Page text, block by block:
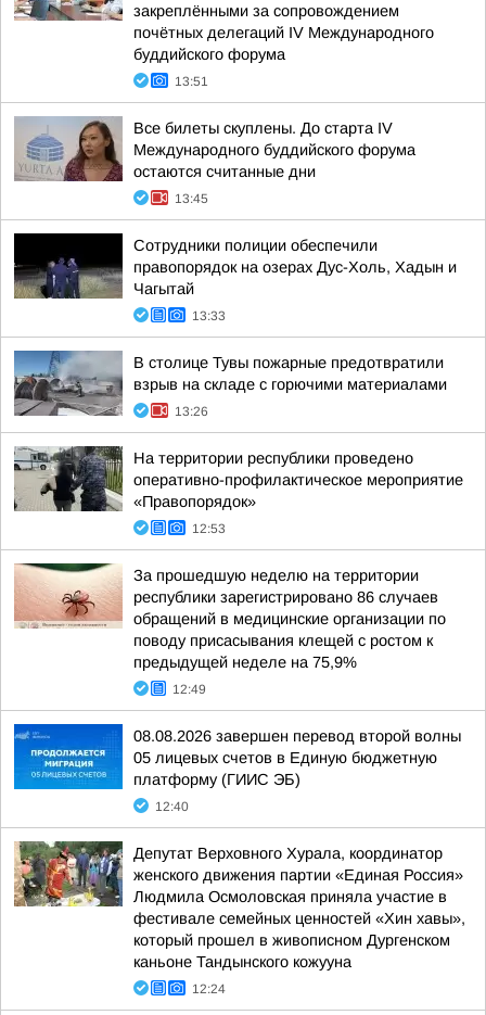
закреплёнными за сопровождением
почётных делегаций IV Международного
буддийского форума
13:51
Все билеты скуплены. До старта IV
Международного буддийского форума
остаются считанные дни
13:45
Сотрудники полиции обеспечили
правопорядок на озерах Дус-Холь, Хадын и
Чагытай
13:33
В столице Тувы пожарные предотвратили
взрыв на складе с горючими материалами
13:26
На территории республики проведено
оперативно-профилактическое мероприятие
«Правопорядок»
12:53
За прошедшую неделю на территории
республики зарегистрировано 86 случаев
обращений в медицинские организации по
поводу присасывания клещей с ростом к
предыдущей неделе на 75,9%
12:49
08.08.2026 завершен перевод второй волны
05 лицевых счетов в Единую бюджетную
платформу (ГИИС ЭБ)
12:40
Депутат Верховного Хурала, координатор
женского движения партии «Единая Россия»
Людмила Осмоловская приняла участие в
фестивале семейных ценностей «Хин хавы»,
который прошел в живописном Дургенском
каньоне Тандынского кожууна
12:24